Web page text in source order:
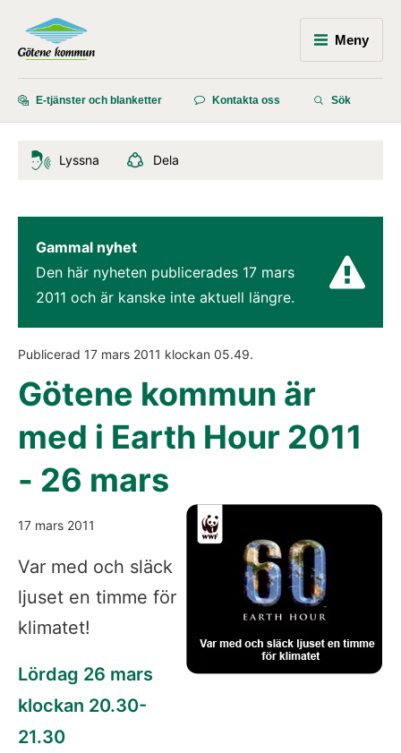
Meny
E-tjänster och blanketter Kontakta oss Sök
Lyssna Dela
Gammal nyhet
Den här nyheten publicerades 17 mars
2011 och är kanske inte aktuell längre.
Publicerad 17 mars 2011 klockan 05.49.
Götene kommun är
med i Earth Hour 2011
- 26 mars
17 mars 2011
Var med och släck
ljuset en timme för
klimatet!
Lördag 26 mars
klockan 20.30-
21.30